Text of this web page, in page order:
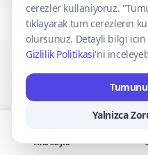
VISA
cerezler kullaniyoruz.
tiklayarak tum cerezlerin
olursunuz. Detayli bilgi icin
Gizlilik Politikasi'ni
Yalnizca
Ana Sayfa